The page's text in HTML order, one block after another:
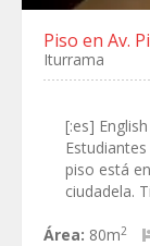
Piso en Av.
Iturrama
[:es]
piso está
ciudadela.
Área: 80m2